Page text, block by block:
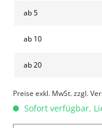
ab5
ab 10
ab20
Preise exkl. MwSt. zzgl.
Sofort verfügbar,